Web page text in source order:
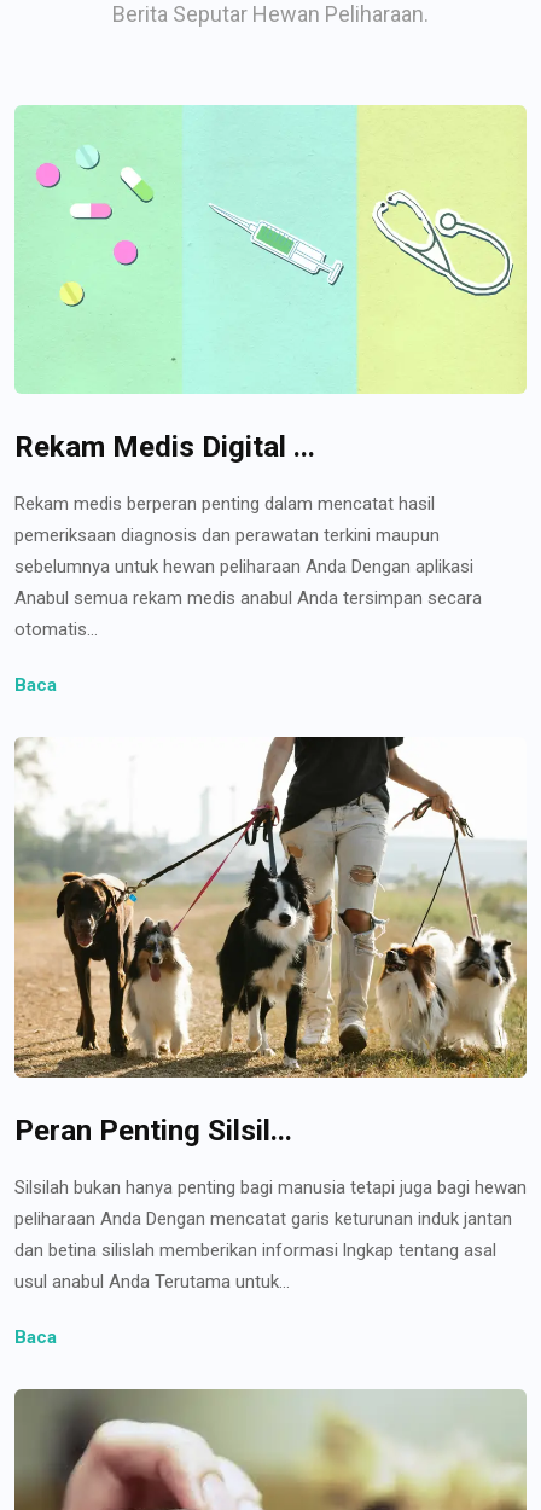
Berita Seputar Hewan Peliharaan.
Rekam Medis Digital ...
Rekam medis berperan penting dalam mencatat hasil
pemeriksaan diagnosis dan perawatan terkini maupun
sebelumnya untuk hewan peliharaan Anda Dengan aplikasi
Anabul semua rekam medis anabul Anda tersimpan secara
otomatis...
Baca
Peran Penting Silsil...
Silsilah bukan hanya penting bagi manusia tetapi juga bagi hewan
peliharaan Anda Dengan mencatat garis keturunan induk jantan
dan betina silislah memberikan informasi lngkap tentang asal
usul anabul Anda Terutama untuk...
Baca